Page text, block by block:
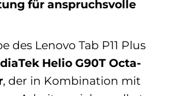
für anspruchsvolle
des Lenovo Tab P11 Plus
Helio G90T Octa-
, der in Kombination mit